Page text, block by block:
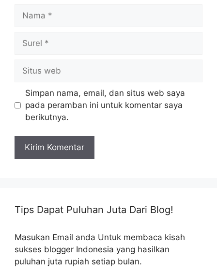
Nama
Surel
Situs
web
Simpan nama, email, dan situs web saya
pada peramban ini untuk komentar saya
berikutnya.
Tips Dapat Puluhan Juta Dari Blog!
Masukan Email anda Untuk membaca kisah
sukses blogger Indonesia yang hasilkan
puluhan juta rupiah setiap bulan.